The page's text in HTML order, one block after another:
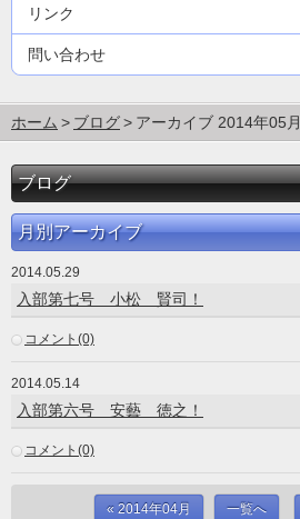
リンク
問い合わせ
ホーム ブログ アーカイブ 2014年05月
ブログ
月別アーカイブ
2014.05.29
入部第七号 小松 賢司！
コメント(0)
2014.05.14
入部第六号 安藝 徳之！
コメント(0)
« 2014年04月 一覧へ